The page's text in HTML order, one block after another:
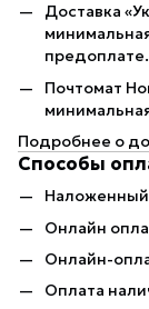
Доставка
предоплате.
Почтомат
Подробнее о
Способы
Наложенный
Онлайн
Онлайн-
Оплата